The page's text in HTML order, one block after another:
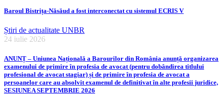
Baroul Bistrița-Năsăud a fost interconectat cu sistemul ECRIS V
Știri de actualitate UNBR
24 iulie 2026
ANUNȚ – Uniunea Națională a Barourilor din România anunță organizarea
examenului de primire în profesia de avocat (pentru dobândirea titlului
profesional de avocat stagiar) și de primire în profesia de avocat a
persoanelor care au absolvit examenul de definitivat în alte profesii juridice,
SESIUNEA SEPTEMBRIE 2026